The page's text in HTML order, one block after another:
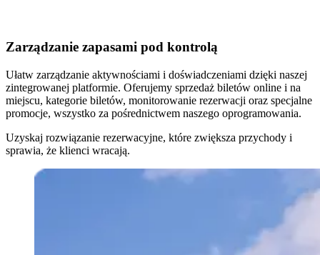
Zarządzanie zapasami pod kontrolą
Ułatw zarządzanie aktywnościami i doświadczeniami dzięki naszej
zintegrowanej platformie. Oferujemy sprzedaż biletów online i na
miejscu, kategorie biletów, monitorowanie rezerwacji oraz specjalne
promocje, wszystko za pośrednictwem naszego oprogramowania.
Uzyskaj rozwiązanie rezerwacyjne, które zwiększa przychody i
sprawia, że klienci wracają.